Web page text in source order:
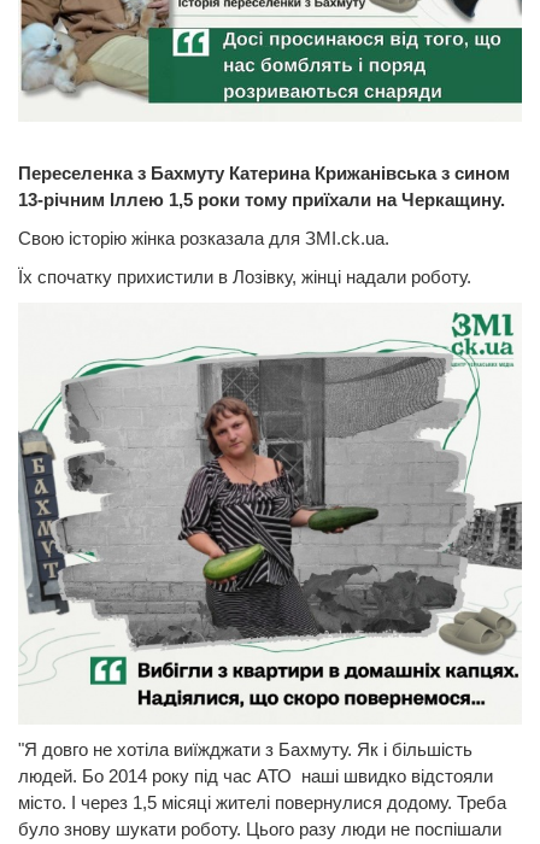
Переселенка з Бахмуту Катерина Крижанівська з сином
13-річним Іллею 1,5 роки тому приїхали на Черкащину.
Свою історію жінка розказала для ЗМІ.ck.ua.
Їх спочатку прихистили в Лозівку, жінці надали роботу.
"Я довго не хотіла виїжджати з Бахмуту. Як і більшість
людей. Бо 2014 року під час АТО наші швидко відстояли
місто. І через 1,5 місяці жителі повернулися додому. Треба
було знову шукати роботу. Цього разу люди не поспішали